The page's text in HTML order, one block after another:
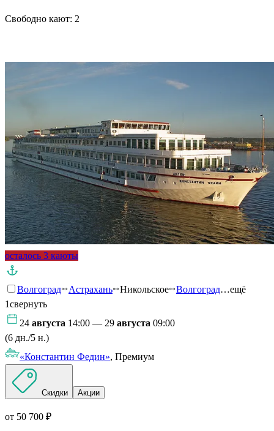
Свободно кают: 2
осталось 3 каюты
Волгоград Астрахань Никольское Волгоград…ещё
1свернуть
24 августа 14:00 — 29 августа 09:00
(6 дн./5 н.)
«Константин Федин», Премиум
Скидки Акции
от 50 700 ₽